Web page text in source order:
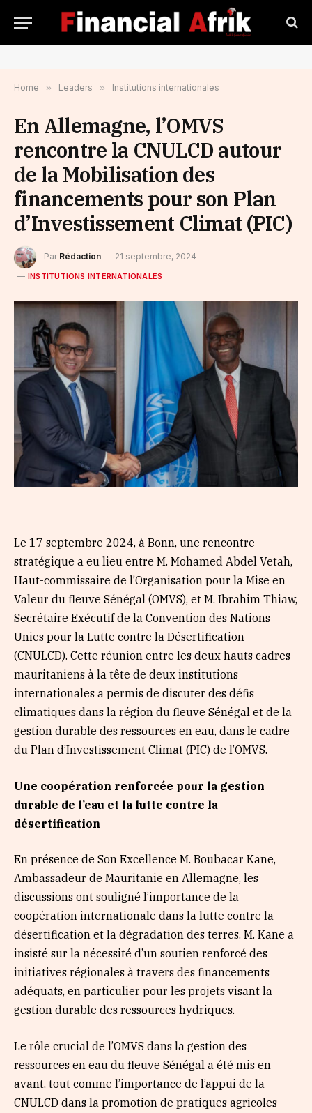
Home » Leaders » Institutions internationales
En Allemagne, l’OMVS
rencontre la CNULCD autour
de la Mobilisation des
financements pour son Plan
d’Investissement Climat (PIC)
Par Rédaction 21 septembre, 2024
INSTITUTIONS INTERNATIONALES
Le 17 septembre 2024, à Bonn, une rencontre
stratégique a eu lieu entre M. Mohamed Abdel Vetah,
Haut-commissaire de l’Organisation pour la Mise en
Valeur du fleuve Sénégal (OMVS), et M. Ibrahim Thiaw,
Secrétaire Exécutif de la Convention des Nations
Unies pour la Lutte contre la Désertification
(CNULCD). Cette réunion entre les deux hauts cadres
mauritaniens à la tête de deux institutions
internationales a permis de discuter des défis
climatiques dans la région du fleuve Sénégal et de la
gestion durable des ressources en eau, dans le cadre
du Plan d’Investissement Climat (PIC) de l’OMVS.
Une coopération renforcée pour la gestion
durable de l’eau et la lutte contre la
désertification
En présence de Son Excellence M. Boubacar Kane,
Ambassadeur de Mauritanie en Allemagne, les
discussions ont souligné l’importance de la
coopération internationale dans la lutte contre la
désertification et la dégradation des terres. M. Kane a
insisté sur la nécessité d’un soutien renforcé des
initiatives régionales à travers des financements
adéquats, en particulier pour les projets visant la
gestion durable des ressources hydriques.
Le rôle crucial de l’OMVS dans la gestion des
ressources en eau du fleuve Sénégal a été mis en
avant, tout comme l’importance de l’appui de la
CNULCD dans la promotion de pratiques agricoles